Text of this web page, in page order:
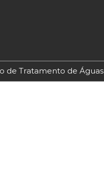
de Tratamento de Águas